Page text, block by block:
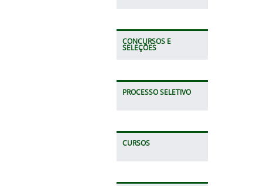
CONCURSOS E
SELEÇÕES
PROCESSO SELETIVO
CURSOS